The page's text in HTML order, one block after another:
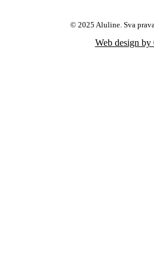
© 2025 Aluline. Sva prava
Web design by